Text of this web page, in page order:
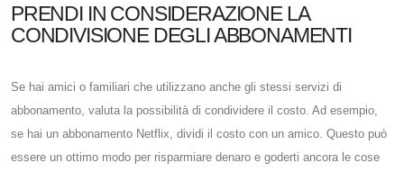
PRENDI IN CONSIDERAZIONE LA
CONDIVISIONE DEGLI ABBONAMENTI
Se hai amici o familiari che utilizzano anche gli stessi servizi di
abbonamento, valuta la possibilità di condividere il costo. Ad esempio,
se hai un abbonamento Netflix, dividi il costo con un amico. Questo può
essere un ottimo modo per risparmiare denaro e goderti ancora le cose